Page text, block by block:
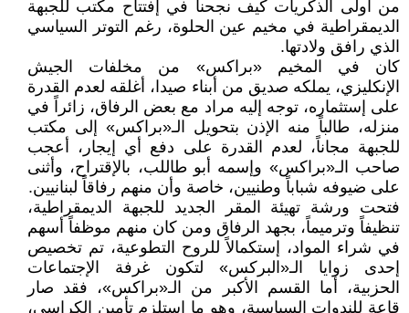
من أولى الذكريات كيف نجحنا في إفتتاح مكتب للجبهة
الديمقراطية في مخيم عين الحلوة، رغم التوتر السياسي
الذي رافق ولادتها.
كان في المخيم «براكس» من مخلفات الجيش
الإنكليزي، يملكه صديق من أبناء صيدا، أغلقه لعدم القدرة
على إستثماره، توجه إليه مراد مع بعض الرفاق، زائراً في
منزله، طالباً منه الإذن بتحويل الـ«براكس» إلى مكتب
للجبهة مجاناً، لعدم القدرة على دفع أي إيجار، أعجب
صاحب الـ«براكس» وإسمه أبو طاللب، بالإقتراح، وأثنى
على ضيوفه شباباً وطنيين، خاصة وأن منهم رفاقاً لبنانيين.
فتحت ورشة تهيئة المقر الجديد للجبهة الديمقراطية،
تنظيفاً وترميماً، بجهد الرفاق ومن كان منهم موظفاً أسهم
في شراء المواد، إستكمالاً للروح التطوعية، تم تخصيص
إحدى زوايا الـ«البركس» لتكون غرفة الإجتماعات
الحزبية، أما القسم الأكبر من الـ«براكس»، فقد صار
قاعة للندوات السياسية، وهو ما إستلزم تأمين الكراسي،